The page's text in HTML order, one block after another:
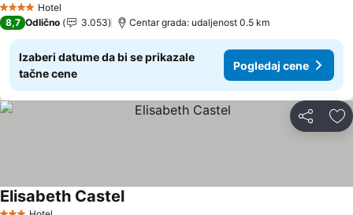
4 ZvezdiceHotel
8,7 Odlično 3.053 Centar grada: udaljenost 0.5 km
Izaberi datume da bi se prikazale
tačne cene
Pogledaj cene
Deli
Elisabeth CastelPogledaj cene